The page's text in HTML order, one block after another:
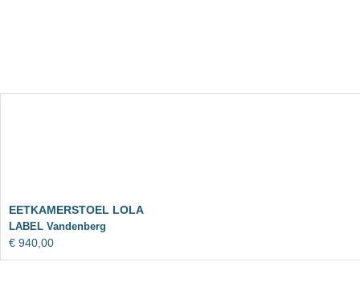
EETKAMERSTOEL LOLA
LABEL Vandenberg
€ 940,00